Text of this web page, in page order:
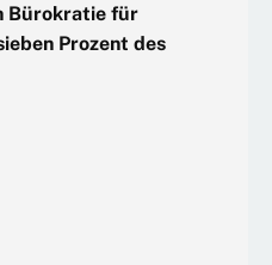
Bürokratie für
Prozent des